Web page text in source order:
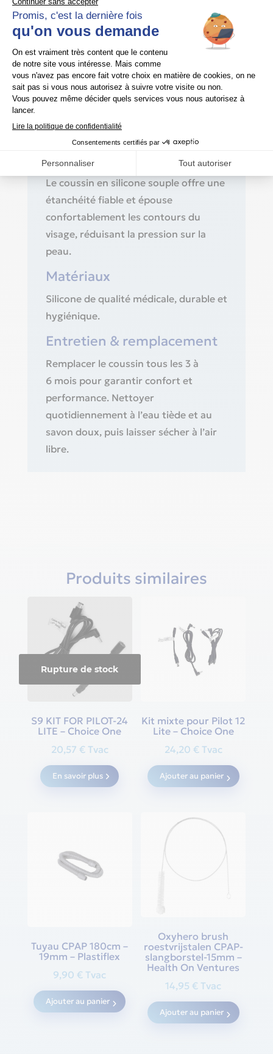
Compatibilité
Compatible exclusivement avec le
masque Philips Respironics
DreamWear Full Face.
Tailles et ajustement
Confort & étanchéité
Le coussin en silicone souple offre une
étanchéité fiable et épouse
confortablement les contours du
visage, réduisant la pression sur la
peau.
Matériaux
Silicone de qualité médicale, durable et
hygiénique.
Entretien & remplacement
Remplacer le coussin tous les 3 à
6 mois pour garantir confort et
performance. Nettoyer
quotidiennement à l’eau tiède et au
savon doux, puis laisser sécher à l’air
libre.
Produits similaires
Rupture de stock
S9 KIT FOR PILOT-24
LITE – Choice One
20,57 € Tvac
En savoir plus
Kit mixte pour Pilot 12
Lite – Choice One
24,20 € Tvac
Ajouter au panier
Tuyau CPAP 180cm –
19mm – Plastiflex
9,90€ Tvac
Ajouter au panier
Oxyhero brush
roestvrijstalen CPAP-
slangborstel-15mm –
Health On Ventures
14,95€ Tvac
Ajouter au panier